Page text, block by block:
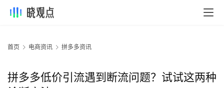
首页 电商资讯 拼多多资讯
拼多多低价引流遇到断流问题？试试这两种